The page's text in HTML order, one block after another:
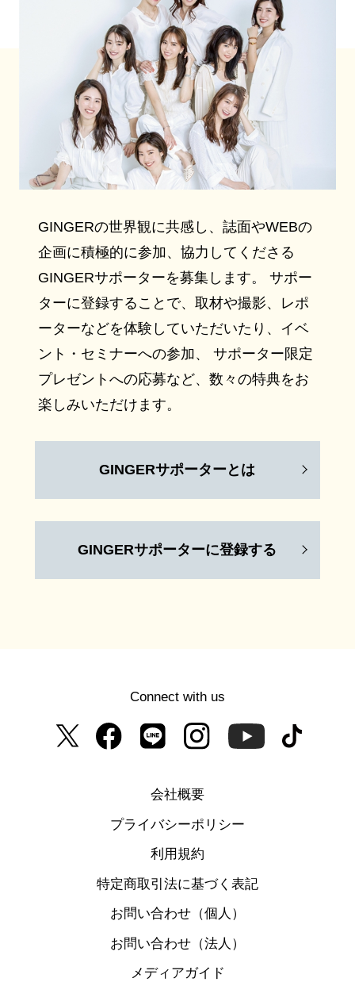
GINGERの世界観に共感し、誌面やWEBの
企画に積極的に参加、協力してくださる
GINGERサポーターを募集します。 サポー
ターに登録することで、取材や撮影、レポ
ーターなどを体験していただいたり、イベ
ント・セミナーへの参加、 サポーター限定
プレゼントへの応募など、数々の特典をお
楽しみいただけます。
GINGERサポーターとは
GINGERサポーターに登録する
Connect with us
会社概要
プライバシーポリシー
利用規約
特定商取引法に基づく表記
お問い合わせ（個人）
お問い合わせ（法人）
メディアガイド